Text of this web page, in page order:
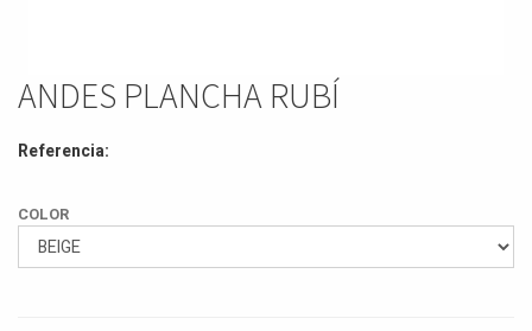
ANDES PLANCHA RUBÍ
Referencia:
COLOR